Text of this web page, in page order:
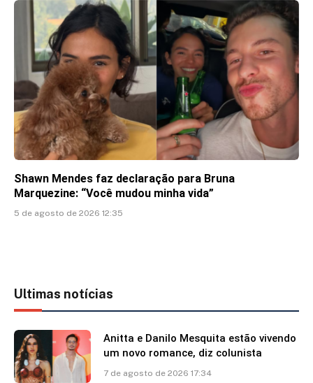
Shawn Mendes faz declaração para Bruna
Marquezine: “Você mudou minha vida”
5 de agosto de 2026 12:35
Ultimas notícias
Anitta e Danilo Mesquita estão vivendo
um novo romance, diz colunista
7 de agosto de 2026 17:34